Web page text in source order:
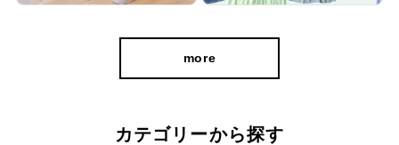
more
カテゴリーから探す